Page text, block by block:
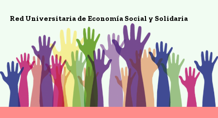
Red Universitaria de Economía Social y Solidaria